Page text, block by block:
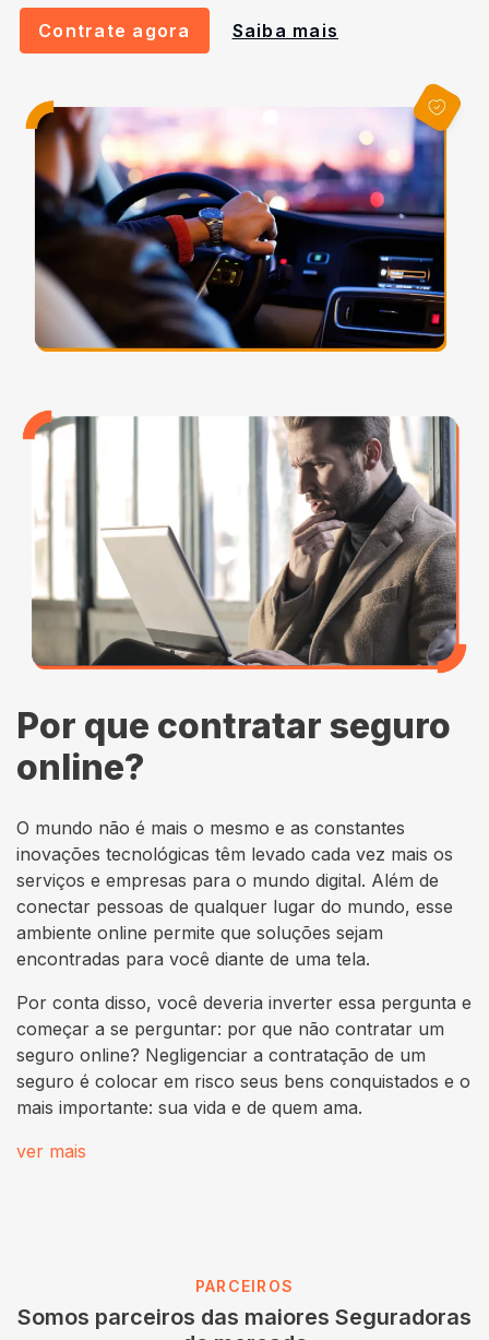
Contrate agora Saiba mais
Por que contratar seguro
online?
O mundo não é mais o mesmo e as constantes
inovações tecnológicas têm levado cada vez mais os
serviços e empresas para o mundo digital. Além de
conectar pessoas de qualquer lugar do mundo, esse
ambiente online permite que soluções sejam
encontradas para você diante de uma tela.
Por conta disso, você deveria inverter essa pergunta e
começar a se perguntar: por que não contratar um
seguro online? Negligenciar a contratação de um
seguro é colocar em risco seus bens conquistados e o
mais importante: sua vida e de quem ama.
ver mais
PARCEIROS
Somos parceiros das maiores Seguradoras